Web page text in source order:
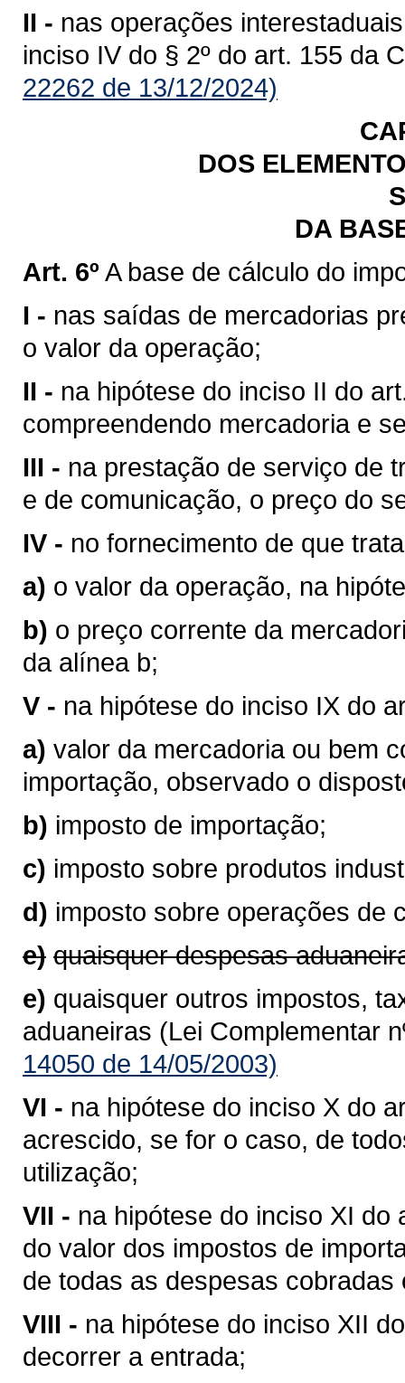
II - nas operações
inciso IV do § 2º do art. 155 da
22262 de 13/12/2024)
DOS
DA
Art. 6º A base de cálculo do
I - nas saídas de mercadorias
o valor da operação;
II - na hipótese do inciso II do
compreendendo mercadoria e
III - na prestação de serviço de
e de comunicação, o preço do
IV - no fornecimento de que
a) o valor da operação, na
b) o preço corrente da
da alínea b;
V - na hipótese do inciso IX do
a) valor da mercadoria ou bem
importação, observado o
b) imposto de importação;
c) imposto sobre produtos
d) imposto sobre operações de
e) quaisquer despesas
e) quaisquer outros impostos,
aduaneiras (Lei Complementar
14050 de 14/05/2003)
VI - na hipótese do inciso X do
acrescido, se for o caso, de
utilização;
VII - na hipótese do inciso XI do
do valor dos impostos de
de todas as despesas
VIII - na hipótese do inciso XII
decorrer a entrada;